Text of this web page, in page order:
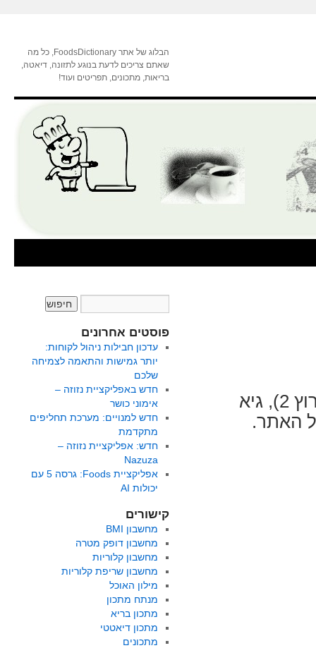
הבלוג של אתר FoodsDictionary, כל מה
שאתם צריכים לדעת בנוגע לתזונה, דיאטה,
בריאות, מתכונים, תפריטים ועוד!
היום בבוקר, בתוכנית "לחיות טוב" של רשת (ערוץ 2), גיא
האתר.
פוסטים אחרונים
עדכון חבילות ניהול לקוחות:
יותר גמישות והתאמה לצמיחה
שלכם
חדש באפליקציית נזוזה –
אימוני כושר
חדש למנויים: מערכת תחליפים
מתקדמת
חדש: אפליקציית נזוזה –
Nazuza
אפליקציית Foods: גרסה 5 עם
יכולות AI
קישורים
מחשבון BMI
מחשבון דופק מטרה
מחשבון קלוריות
מחשבון שריפת קלוריות
מילון האוכל
מנתח מתכון
מתכון בריא
מתכון דיאטטי
מתכונים